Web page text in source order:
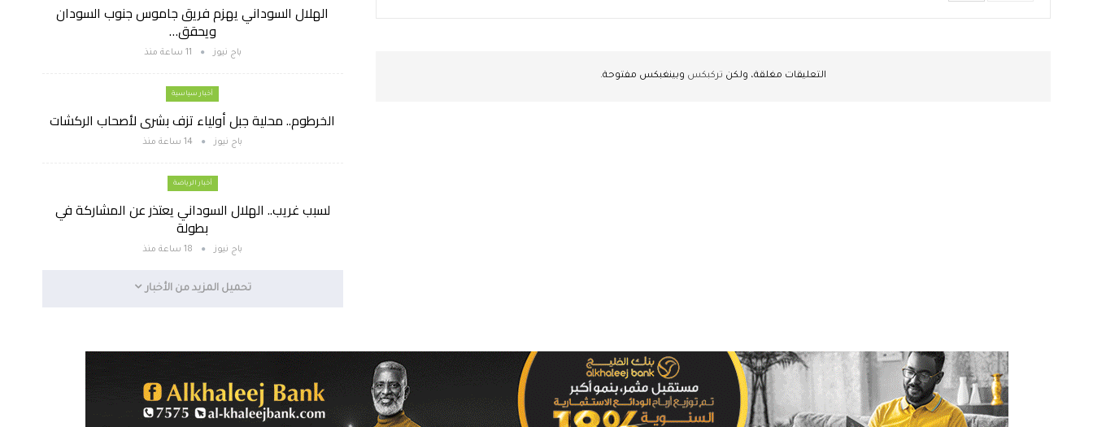
التعليقات مغلقة، ولكن تركبكس وبينغبكس مفتوحة.
الهلال السوداني يهزم فريق جاموس جنوب السودان
ويحقق…
باج نيوز 11 ساعة منذ
أخبار سياسية
الخرطوم.. محلية جبل أولياء تزف بشرى لأصحاب الركشات
باج نيوز 14 ساعة منذ
أخبار الرياضة
لسبب غريب.. الهلال السوداني يعتذر عن المشاركة في
بطولة
باج نيوز 18 ساعة منذ
تحميل المزيد من الأخبار